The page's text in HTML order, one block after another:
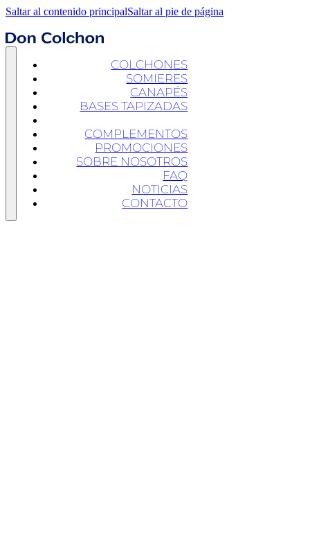
Saltar al contenido principalSaltar al pie de página
COLCHONES
SOMIERES
CANAPÉS
BASES TAPIZADAS
COMPLEMENTOS
PROMOCIONES
SOBRE NOSOTROS
FAQ
NOTICIAS
CONTACTO